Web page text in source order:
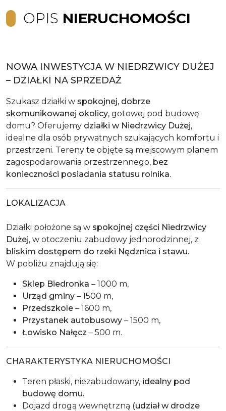
OPIS NIERUCHOMOŚCI
NOWA INWESTYCJA W NIEDRZWICY DUŻEJ
– DZIAŁKI NA SPRZEDAŻ
Szukasz działki w spokojnej, dobrze
skomunikowanej okolicy, gotowej pod budowę
domu? Oferujemy działki w Niedrzwicy Dużej,
idealne dla osób prywatnych szukających komfortu i
przestrzeni. Tereny te objęte są miejscowym planem
zagospodarowania przestrzennego, bez
konieczności posiadania statusu rolnika.
LOKALIZACJA
Działki położone są w spokojnej części Niedrzwicy
Dużej, w otoczeniu zabudowy jednorodzinnej, z
bliskim dostępem do rzeki Nędznica i stawu.
W pobliżu znajdują się:
Sklep Biedronka – 1000 m,
Urząd gminy – 1500 m,
Przedszkole – 1600 m,
Przystanek autobusowy – 1500 m,
Łowisko Nałęcz – 500 m.
CHARAKTERYSTYKA NIERUCHOMOŚCI
Teren płaski, niezabudowany, idealny pod
budowę domu.
Dojazd drogą wewnętrzną (udział w drodze